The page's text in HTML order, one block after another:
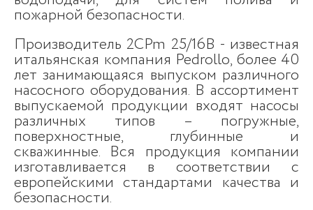
пожарной безопасности.
Производитель 2CPm 25/16B - известная
итальянская компания Pedrollo, более 40
лет занимающаяся выпуском различного
насосного оборудования. В ассортимент
выпускаемой продукции входят насосы
различных типов – погружные,
поверхностные, глубинные и
скважинные. Вся продукция компании
изготавливается в соответствии с
европейскими стандартами качества и
безопасности.